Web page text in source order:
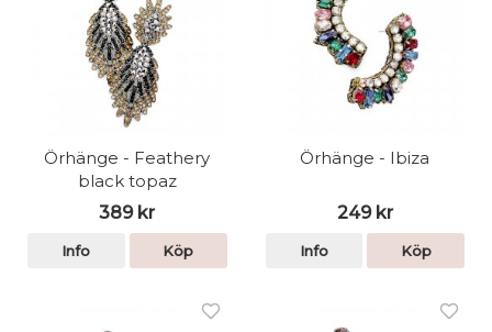
Örhänge - Feathery
black topaz
389 kr
Info Köp
Örhänge - Ibiza
249 kr
Info Köp